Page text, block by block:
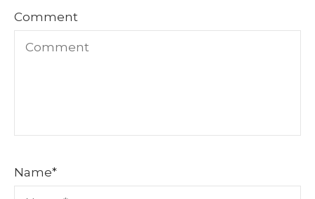
Comment
Name*